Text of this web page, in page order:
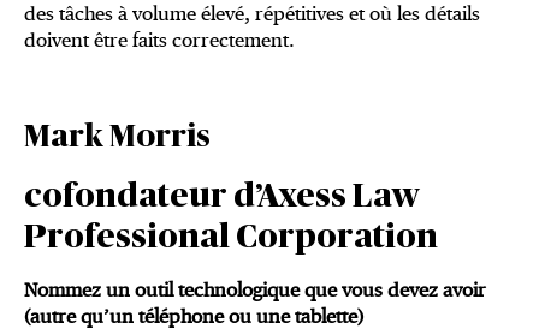
des tâches à volume élevé, répétitives et où les détails
doivent être faits correctement.
Mark Morris
cofondateur d’Axess Law
Professional Corporation
Nommez un outil technologique que vous devez avoir
(autre qu’un téléphone ou une tablette)